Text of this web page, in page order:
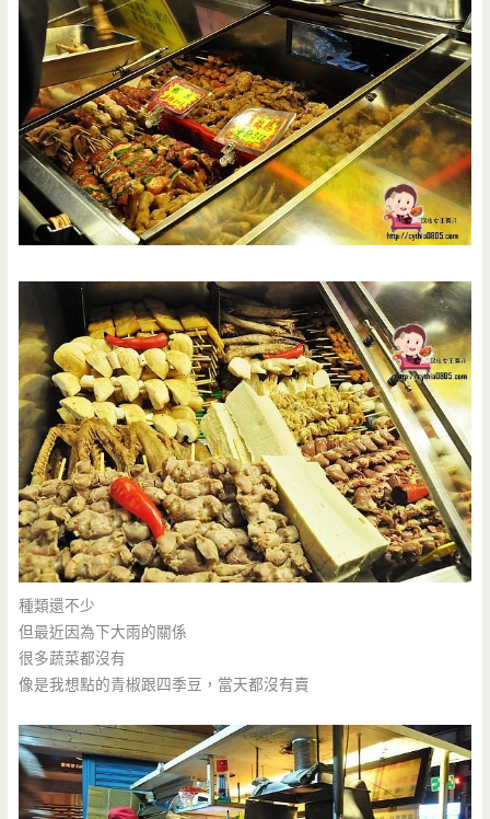
種類還不少
但最近因為下大雨的關係
很多蔬菜都沒有
像是我想點的青椒跟四季豆，當天都沒有賣